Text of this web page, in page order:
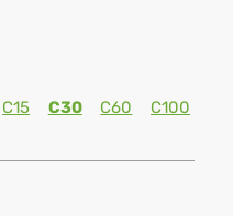
C15 C30 C60
C100